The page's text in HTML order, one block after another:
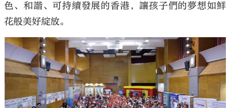
色、和諧、可持續發展的香港，讓孩子們的夢想如鮮
花般美好綻放。